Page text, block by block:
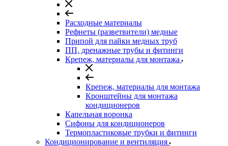
Расходные материалы
Рефнеты (разветвители) медные
Припой для пайки медных труб
ПП, дренажные трубы и фитинги
Крепеж, материалы для монтажа
Крепеж, материалы для монтажа
Кронштейны для монтажа
кондиционеров
Капельная воронка
Сифоны для кондиционеров
Термопластиковые трубки и фитинги
Кондиционирование и вентиляция